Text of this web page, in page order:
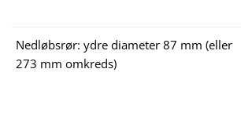
Nedløbsrør: ydre diameter 87 mm (eller
273 mm omkreds)